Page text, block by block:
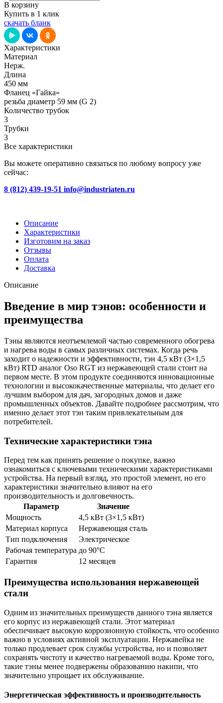
В корзину
Купить в 1 клик
скачать бланк
Характеристики
Материал
Нерж.
Длина
450 мм
Фланец «Гайка»
резьба диаметр 59 мм (G 2)
Количество трубок
3
Трубки
3
Все характеристики
Вы можете оперативно связаться по любому вопросу уже
сейчас:
8 (812) 439-19-51 info@industriaten.ru
Описание
Характеристики
Изготовим на заказ
Отзывы
Оплата
Доставка
Описание
Введение в мир тэнов: особенности и
преимущества
Тэны являются неотъемлемой частью современного обогрева
и нагрева воды в самых различных системах. Когда речь
заходит о надежности и эффективности, тэн 4,5 кВт (3×1,5
кВт) RTD аналог Oso RGT из нержавеющей стали стоит на
первом месте. В этом продукте соединяются инновационные
технологии и высококачественные материалы, что делает его
лучшим выбором для дач, загородных домов и даже
промышленных объектов. Давайте подробнее рассмотрим, что
именно делает этот тэн таким привлекательным для
потребителей.
Технические характеристики тэна
Перед тем как принять решение о покупке, важно
ознакомиться с ключевыми техническими характеристиками
устройства. На первый взгляд, это простой элемент, но его
характеристики значительно влияют на его
производительность и долговечность.
Параметр
Значение
Мощность
4,5 кВт (3×1,5 кВт)
Материал корпуса
Нержавеющая сталь
Тип подключения
Электрическое
Рабочая температура до 90°C
Гарантия
12 месяцев
Преимущества использования нержавеющей
стали
Одним из значительных преимуществ данного тэна является
его корпус из нержавеющей стали. Этот материал
обеспечивает высокую коррозионную стойкость, что особенно
важно в условиях активной эксплуатации. Нержавейка не
только продлевает срок службы устройства, но и позволяет
сохранять чистоту и качество нагреваемой воды. Кроме того,
такие тэны менее подвержены образованию накипи, что
значительно упрощает их обслуживание.
Энергетическая эффективность и производительность